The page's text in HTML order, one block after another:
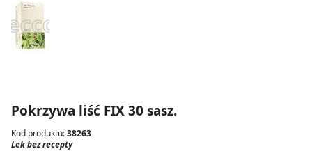
Pokrzywa liść FIX 30 sasz.
Kod produktu:38263
Lek bez recepty